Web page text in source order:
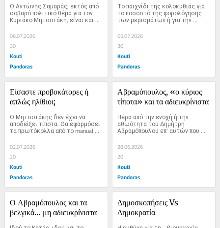
Ο Αντώνης Σαμαράς, εκτός από
σοβαρό πολιτικό θέμα για τον
Κυριάκο Μητσοτάκη, είναι και
δείκτης…
06.07.2026
30
Kouti
Pandoras
Το παιχνίδι της κολοκυθιάς για
το ποσοστό της φορολόγησης
των μερισμάτων ή για την
αύξηση…
05.07.2026
30
Kouti
Pandoras
Είσαστε προβοκάτορες ή
απλώς ηλίθιοι;
Ο Μητσοτάκης δεν έχει να
αποδείξει τίποτα. Θα εφαρμόσει
τα πρωτόκολλα από το manual
της…
02.07.2026
20
Kouti
Pandoras
Αβραμόπουλος, «ο κύριος
τίποτα» και τα αδιευκρίνιστα
Πέρα από την ενοχή ή την
αθωότητα του Δημήτρη
Αβραμόπουλου επ’ αυτών που
του χρεώνουν…
28.06.2026
20
Kouti
Pandoras
Ο Αβραμόπουλος και τα
βελγικά… μη αδιευκρίνιστα
Δημοσκοπήσεις Vs
Δημοκρατία